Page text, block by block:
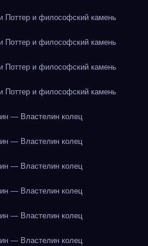
Поттер и философский камень
Поттер и философский камень
Поттер и философский камень
Поттер и философский камень
— Властелин колец
— Властелин колец
— Властелин колец
— Властелин колец
— Властелин колец
— Властелин колец